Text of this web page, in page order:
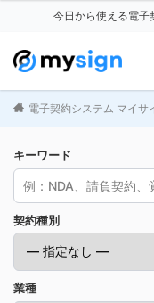
今日から使える電子
電子契約システム マイ
キーワード
契約種別
業種